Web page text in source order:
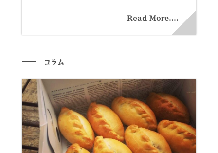
Read More....
コラム